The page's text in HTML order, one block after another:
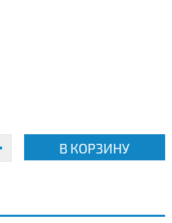
В КОРЗИНУ